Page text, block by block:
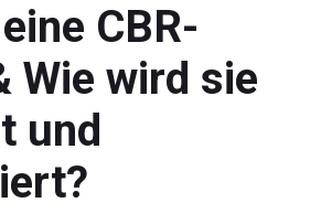
CBR-
Wie wird sie
und